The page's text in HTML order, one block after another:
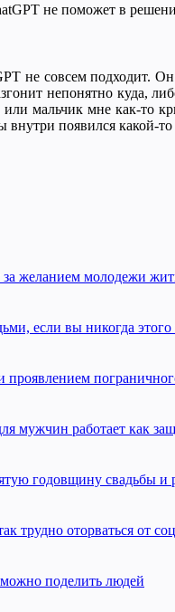
не поможет в
не совсем подходит.
непонятно куда,
мальчик мне как-то
появился какой-
желанием молодежи
если вы никогда этого
проявлением
мужчин работает как
годовщину свадьбы и
трудно оторваться от
поделить людей